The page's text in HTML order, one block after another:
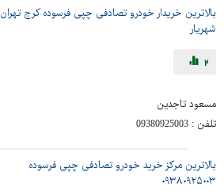
بالاترین خریدار خودرو تصادفی چپی فرسوده کرج تهران
شهریار
2
مسعود تاجدین
تلفن : 09380925003
بالاترین مرکز خرید خودرو تصادفی چپی فرسوده
۰۹۳۸۰۹۲۵۰۰۳